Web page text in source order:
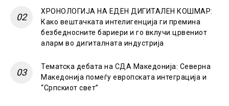
ХРОНОЛОГИЈА НА ЕДЕН ДИГИТАЛЕН КОШМАР:
Како вештачката интелигенција ги премина
безбедносните бариери и го вклучи црвениот
аларм во дигиталната индустрија
Тематска дебата на СДА Македонија: Северна
Македонија помеѓу европската интеграција и
“Српскиот свет”